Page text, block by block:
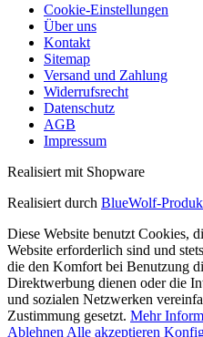
Cookie-Einstellungen
Über uns
Kontakt
Sitemap
Versand und Zahlung
Widerrufsrecht
Datenschutz
AGB
Impressum
Realisiert mit Shopware
Realisiert durch BlueWolf-
Diese Website benutzt Cookies,
Website erforderlich sind und
die den Komfort bei Benutzung
Direktwerbung dienen oder die
und sozialen Netzwerken
Zustimmung gesetzt. Mehr
Ablehnen Alle akzeptieren